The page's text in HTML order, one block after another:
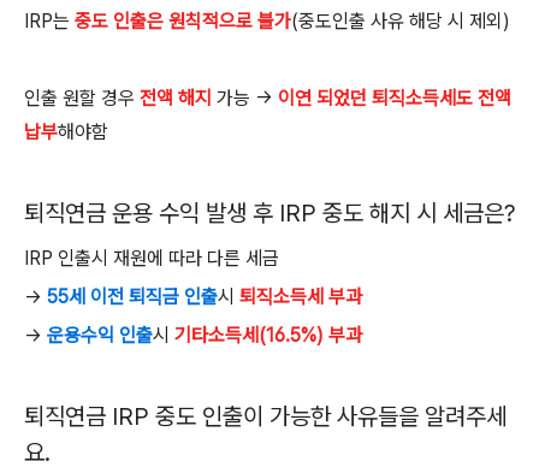
IRP는 중도 인출은 원칙적으로 불가(중도인출 사유 해당 시 제외 )
인출 원할 경우 전액 해지 가능 → 이연 되었던 퇴직소득세도 전액
납부해야함
퇴직연금 운용 수익 발생 후 IRP 중도 해지 시 세금은?
IRP 인출시 재원에 따라 다른 세금
→ 55세 이전 퇴직금 인출시 퇴직소득세 부과
→ 운용수익 인출시 기타소득세 (16.5%) 부과
퇴직연금 IRP 중도 인출이 가능한 사유들을 알려주세
요.